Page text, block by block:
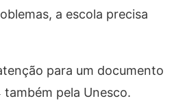
a escola precisa
para um documento
pela Unesco.